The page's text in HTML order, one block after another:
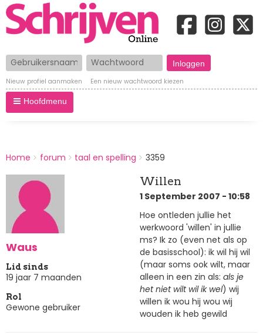
Gebruikersnaam Wachtwoord
Nieuw profiel aanmaken Een nieuw wachtwoord kiezen
Hoofdmenu
BREADCRUMBS
You
here:
Home forum taal en spelling 3359
Waus
Lid sinds
19 jaar 7 maanden
Rol
Gewone gebruiker
Willen
1 September 2007 - 10:58
Hoe ontleden jullie het
werkwoord 'willen' in jullie
ms? Ik zo (even net als op
de basisschool): ik wil hij wil
(maar soms ook wilt, maar
alleen in een zin als: als je
het niet wilt wil ik wel) wij
willen ik wou hij wou wij
wouden ik heb gewild